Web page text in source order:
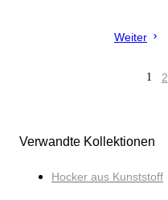
Weiter
1 2
Verwandte Kollektionen
Hocker aus Kunststoff